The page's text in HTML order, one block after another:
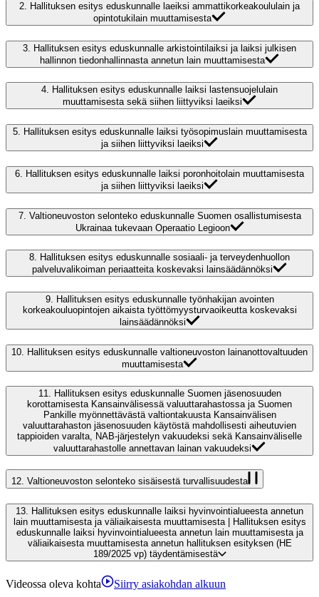
2. Hallituksen esitys eduskunnalle laeiksi ammattikorkeakoululain ja
opintotukilain muuttamisesta
3. Hallituksen esitys eduskunnalle arkistointilaiksi ja laiksi julkisen
hallinnon tiedonhallinnasta annetun lain muuttamisesta
4. Hallituksen esitys eduskunnalle laiksi lastensuojelulain
muuttamisesta sekä siihen liittyviksi laeiksi
5. Hallituksen esitys eduskunnalle laiksi työsopimuslain muuttamisesta
ja siihen liittyviksi laeiksi
6.
Hallituksen esitys eduskunnalle laiksi poronhoitolain muuttamisesta
ja siihen liittyviksi laeiksi
7. Valtioneuvoston selonteko eduskunnalle Suomen osallistumisesta
Ukrainaa tukevaan Operaatio Legioon
8. Hallituksen esitys eduskunnalle sosiaali- ja terveydenhuollon
palveluvalikoiman periaatteita koskevaksi lainsäädännöksi
9. Hallituksen esitys eduskunnalle työnhakijan avointen
korkeakouluopintojen aikaista työttömyysturvaoikeutta koskevaksi
lainsäädännöksi
10.
Hallituksen esitys eduskunnalle valtioneuvoston lainanottovaltuuden
muuttamisesta
11. Hallituksen esitys eduskunnalle Suomen jäsenosuuden
korottamisesta Kansainvälisessä valuuttarahastossa ja Suomen
Pankille myönnettävästä valtiontakuusta Kansainvälisen
valuuttarahaston jäsenosuuden käytöstä mahdollisesti aiheutuvien
tappioiden varalta, NAB-järjestelyn vakuudeksi sekä Kansainväliselle
valuuttarahastolle annettavan lainan vakuudeksi
12. Valtioneuvoston selonteko sisäisestä turvallisuudesta
13.
Hallituksen esitys eduskunnalle laiksi hyvinvointialueesta annetun
lain muuttamisesta ja väliaikaisesta muuttamisesta | Hallituksen esitys
eduskunnalle laiksi hyvinvointialueesta annetun lain muuttamisesta ja
väliaikaisesta muuttamisesta annetun hallituksen esityksen (HE
189/2025 vp) täydentämisestä
Videossa oleva kohta Siirry asiakohdan alkuun